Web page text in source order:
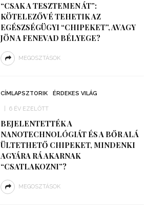
“CSAK A TESZTEMEN ÁT”:
KÖTELEZŐVÉ TEHETIK AZ
EGÉSZSÉGÜGYI “CHIPEKET”, AVAGY
JÖN A FENEVAD BÉLYEGE?
MEGOSZTÁSOK
CÍMLAPSZTORIK ÉRDEKES VILÁG
6 ÉV EZELŐTT
BEJELENTETTÉK A
NANOTECHNOLÓGIÁT ÉS A BŐR ALÁ
ÜLTETHETŐ CHIPEKET, MINDENKI
AGYÁRA RÁ AKARNAK
“CSATLAKOZNI”?
MEGOSZTÁSOK